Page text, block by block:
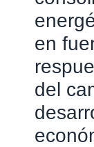
en
del